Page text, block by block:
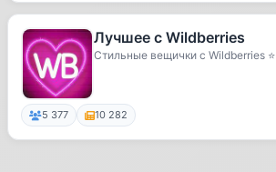
Лучшее с Wildberries
Стильные вещички с Wildberries ⭐️
5 377 10 282